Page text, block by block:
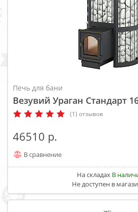
Печь для бани
Везувий Ураган Стандарт
(1) отзывов
46510
В сравнение
На складах В
Не доступен в